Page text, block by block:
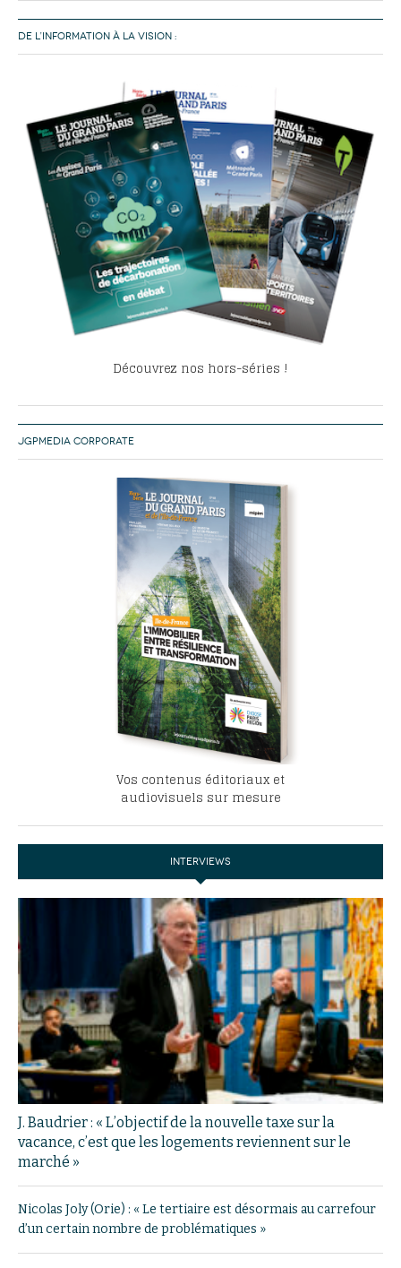
DE L’INFORMATION À LA VISION :
Découvrez nos hors-séries !
JGPMEDIA CORPORATE
Vos contenus éditoriaux et
audiovisuels sur mesure
INTERVIEWS
J. Baudrier : « L’objectif de la nouvelle taxe sur la
vacance, c’est que les logements reviennent sur le
marché »
Nicolas Joly (Orie) : « Le tertiaire est désormais au carrefour
d’un certain nombre de problématiques »